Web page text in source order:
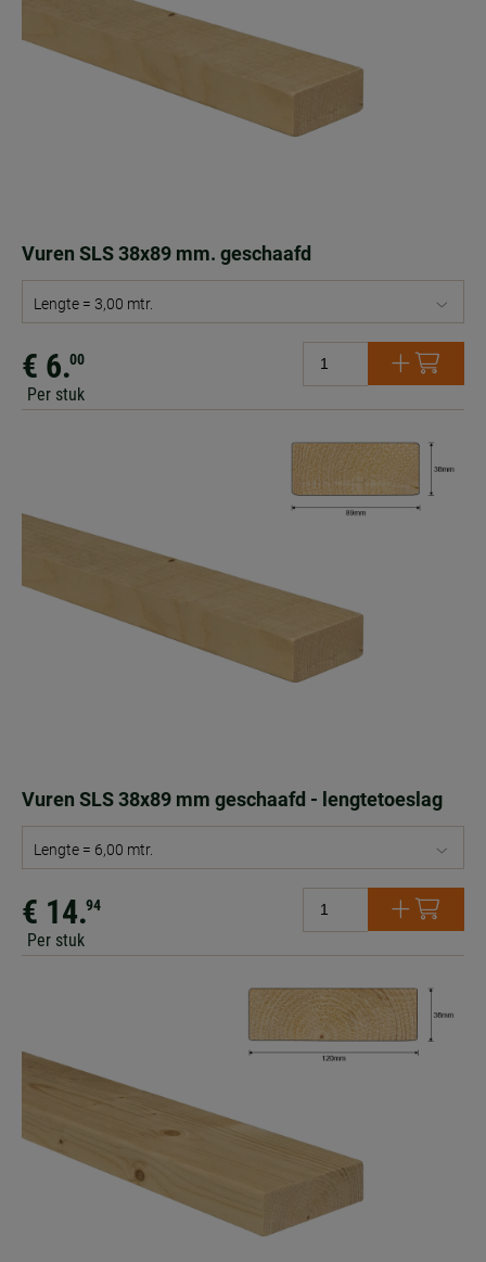
Vuren SLS 38x89 mm. geschaafd
Lengte = 3,00 mtr.
€ 6.00
Per stuk
Vuren SLS 38x89 mm geschaafd - lengtetoeslag
Lengte = 6,00 mtr.
€ 14.94
Per stuk